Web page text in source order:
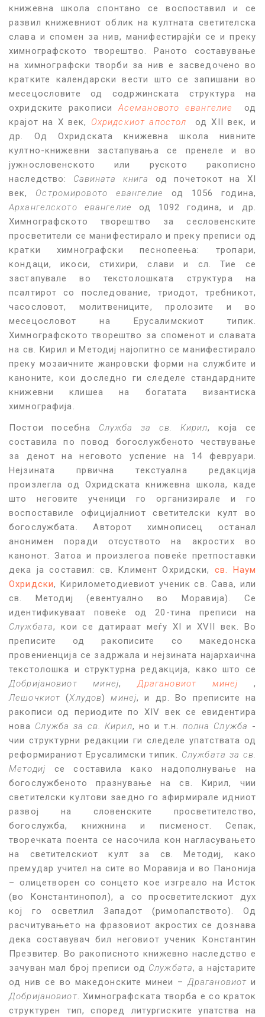
книжевна школа спонтано се воспоставил и се
развил книжевниот облик на култната светителска
слава и спомен за нив, манифестирајќи се и преку
химнографското творештво. Раното составување
на химнографски творби за нив е засведочено во
кратките календарски вести што се запишани во
месецословите од содржинската структура на
охридските ракописи Асемановото евангелие
од
крајот на X век, Охридскиот апостол
од XII век, и
др. Од Охридската книжевна школа нивните
култно-книжевни застапувања се пренеле и во
јужнословенското или руското ракописно
наследство: Савината книга
од почетокот на XI
век, Остромировото евангелие
од 1056 година,
Архангелското евангелие
од 1092 година, и др.
Химнографското творештво за сесловенските
просветители се манифестирало и преку преписи од
кратки химнографски песнопеења: тропари,
кондаци, икоси, стихири, слави и сл. Тие се
застапувале во текстолошката структура на
псалтирот со последование, триодот, требникот,
часословот, молитвениците, пролозите и во
месецословот на Ерусалимскиот типик.
Химнографското творештво за споменот и славата
на св. Кирил и Методиј најопитно се манифестирало
преку мозаичните жанровски форми на службите и
каноните, кои доследно ги следеле стандардните
книжевни клишеа на богатата византиска
химнографија.
Постои посебна Служба за св. Кирил, која се
составила по повод богослужбеното чествување
за денот на неговото успение на 14 февруари.
Нејзината првична текстуална редакција
произлегла од Охридската книжевна школа, каде
што неговите ученици го организирале и го
воспоставиле официјалниот светителски култ во
богослужбата. Авторот химнописец останал
анонимен поради отсуството на акростих во
канонот. Затоа и произлегоа повеќе претпоставки
дека ја составил: св. Климент Охридски, св. Наум
Охридски, Кирилометодиевиот ученик св. Сава, или
св. Методиј (евентуално во Моравија). Се
идентификуваат повеќе од 20-тина преписи на
Службата, кои се датираат меѓу XI и XVII век. Во
преписите од ракописите со македонска
провениенција се задржала и нејзината најархаична
текстолошка и структурна редакција, како што се
Добријановиот минеј, Драгановиот минеј ,
Лешочкиот (Хлудов)минеј, и др. Во преписите на
ракописи од периодите по XIV век се евидентира
нова Служба за св. Кирил, но и т.н. полна Служба -
чии структурни редакции ги следеле упатствата од
реформираниот Ерусалимски типик. Службата за св.
Методиј се составила како надополнување на
богослужбеното празнување на св. Кирил, чии
светителски култови заедно го афирмирале идниот
развој на словенските просветителство,
богослужба, книжнина и писменост. Сепак,
творечката поента се насочила кон нагласувањето
на светителскиот култ за св. Методиј, како
премудар учител на сите во Моравија и во Панонија
– олицетворен со сонцето кое изгреало на Исток
(во Константинопол), а со просветителскиот дух
кој го осветлил Западот (римопапството). Од
расчитувањето на фразовиот акростих се дознава
дека составувач бил неговиот ученик Константин
Презвитер. Во ракописното книжевно наследство е
зачуван мал број преписи од Службата, а најстарите
од нив се во македонските минеи – Драгановиот и
Добријановиот . Химнографската творба е со краток
структурен тип, според литургиските упатства на